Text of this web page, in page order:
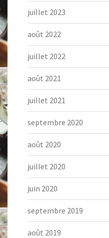
juillet 2023
août 2022
juillet 2022
août 2021
juillet 2021
septembre 2020
août 2020
juillet 2020
juin 2020
septembre 2019
août 2019